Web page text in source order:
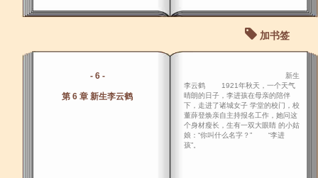
加书签
- 6 -
第 6 章 新生李云鹤
新生
李云鹤 1921年秋天，一个天气
晴朗的日子，李进孩在母亲的陪伴
下，走进了诸城女子 学堂的校门，校
董薛登焕亲自主持报名工作，她问这
个身材瘦长，生有一双大眼睛 的小姑
娘：“你叫什么名字？” “李进
孩”。